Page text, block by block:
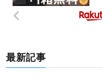
最新記事